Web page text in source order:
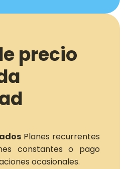
precio
Planes recurrentes
constantes o pago
ocasionales.